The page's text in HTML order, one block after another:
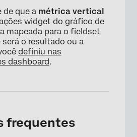
que a métrica vertical
widget do gráfico de
mapeada para o fieldset
será o resultado ou a
definiu nas
dashboard.
frequentes